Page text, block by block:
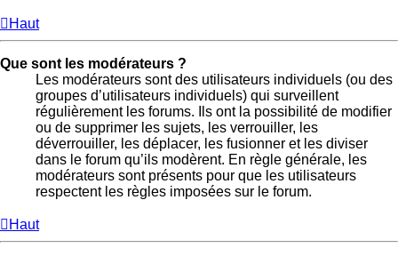
Haut
Que sont les modérateurs ?
Les modérateurs sont des utilisateurs individuels (ou des
groupes d’utilisateurs individuels) qui surveillent
régulièrement les forums. Ils ont la possibilité de modifier
ou de supprimer les sujets, les verrouiller, les
déverrouiller, les déplacer, les fusionner et les diviser
dans le forum qu’ils modèrent. En règle générale, les
modérateurs sont présents pour que les utilisateurs
respectent les règles imposées sur le forum.
Haut